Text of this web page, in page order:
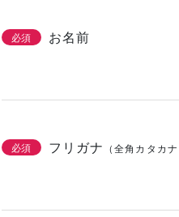
必須 お名前
必須 フリガナ （全角カタカナ